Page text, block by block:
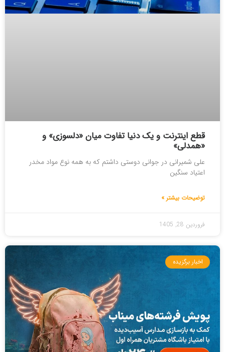
قطع اینترنت و یک دنیا تفاوت میان «دلسوزی» و
«همدلی»
علی شمیرانی در جوانی دوستی داشتم که به همه نوع مواد مخدر
اعتیاد سنگین
توضیحات بیشتر »
فروردین 28, 1405
اخبار برگزیده